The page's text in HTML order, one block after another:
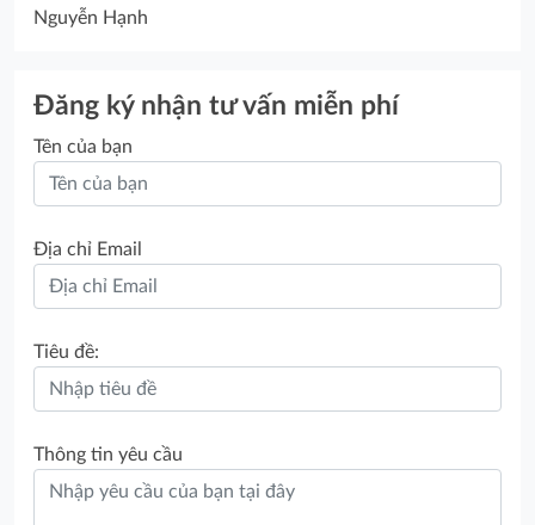
Nguyễn Hạnh
Đăng ký nhận tư vấn miễn phí
Tên của bạn
Địa chỉ Email
Tiêu đề:
Thông tin yêu cầu